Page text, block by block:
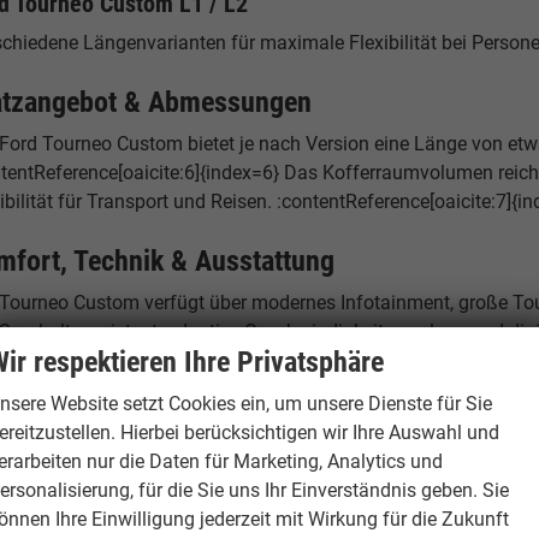
Längenvarianten für maximale Flexibilität bei
& Abmessungen
Tourneo Custom bietet je nach Version eine Länge von
Das Kofferraumvolumen
für Transport und Reisen.
Technik & Ausstattung
Custom verfügt über modernes Infotainment, große
adaptive Geschwindigkeitsregelung und
der Ford Tourneo Custom als Reimport
EU Neuwagen werden in verschiedenen europäischen
profitieren Sie von diesen Preisunterschieden – bei
Hamburg – Ihr Ansprechpartner
respektieren Ihre Privatsphäre
Website setzt Cookies ein, um unsere Dienste für Sie
Hierbei berücksichtigen wir Ihre Auswahl und
nur die Daten für Marketing, Analytics und
für die Sie uns Ihr Einverständnis geben. Sie
Ihre Einwilligung jederzeit mit Wirkung für die Zukunft